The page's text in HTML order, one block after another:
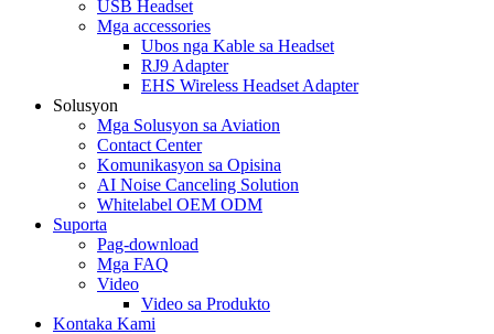
USB Headset
Mga accessories
Ubos nga Kable sa Headset
RJ9 Adapter
EHS Wireless Headset Adapter
Solusyon
Mga Solusyon sa Aviation
Contact Center
Komunikasyon sa Opisina
AI Noise Canceling Solution
Whitelabel OEM ODM
Suporta
Pag-download
Mga FAQ
Video
Video sa Produkto
Kontaka Kami